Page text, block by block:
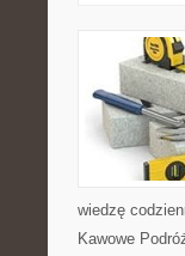
wiedzę
Kawowe